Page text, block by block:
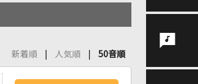
新着順
人気順 50音順